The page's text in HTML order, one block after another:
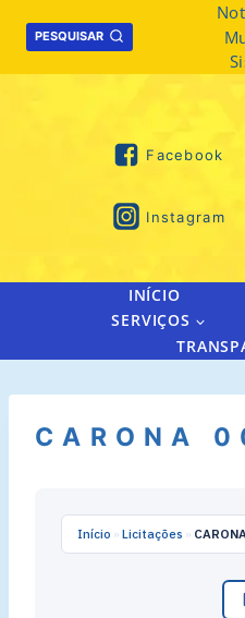
PESQUISAR
Facebook
Instagram
INÍCIO
SERVIÇOS
CARONA
Início » Licitações »